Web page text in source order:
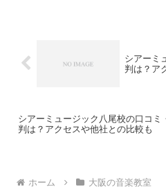
シアーミ
判は？ア
シアーミュージック八尾校の口コミ
判は？アクセスや他社との比較も
ホーム 大阪の音楽教室